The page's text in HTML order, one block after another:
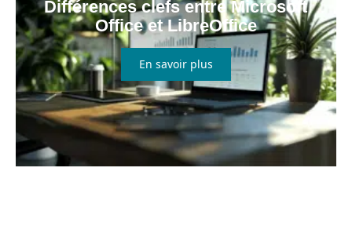
Différences clefs entre Microsoft
Office et LibreOffice
En savoir plus